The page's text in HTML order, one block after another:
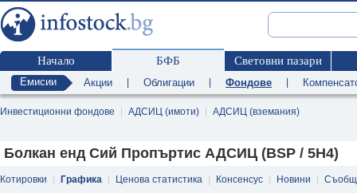
Начало БФБ Световни пазари
Емисии Акции Облигации Фондове
Инвестиционни фондове АДСИЦ (имоти) АДСИЦ (вземания)
Болкан енд Сий Пропъртис АДСИЦ (BSP / 5H4)
Котировки Графика Ценова статистика Консенсус Новини